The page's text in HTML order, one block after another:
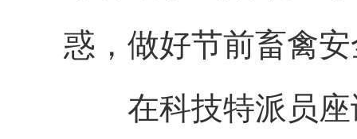
惑，做好节前畜禽
在科技特派员